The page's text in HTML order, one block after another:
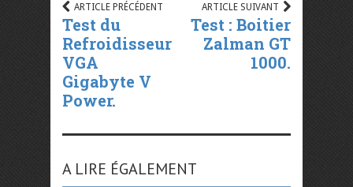
ARTICLE PRÉCÉDENT
Test du
Refroidisseur
VGA
Gigabyte V
Power.
ARTICLE SUIVANT
Test : Boitier
Zalman GT
1000.
A LIRE ÉGALEMENT